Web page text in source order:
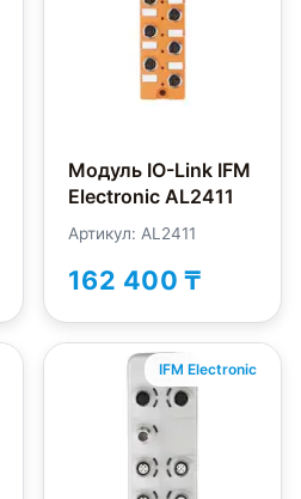
Модуль IO-Link IFM
Electronic AL2411
Артикул: AL2411
162 400 ₸
IFM Electronic